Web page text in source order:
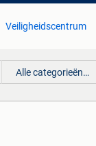
Veiligheidscentrum
Alle categorieën…